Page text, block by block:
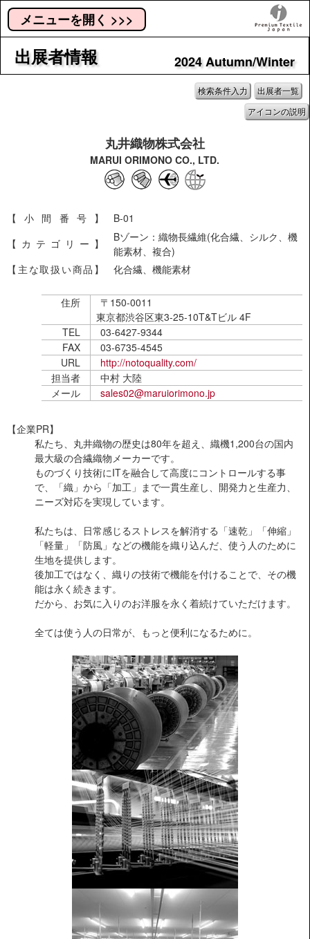
メニューを開く >>>
出展者情報 2024 Autumn/Winter
検索条件入力
出展者一覧
アイコンの説明
丸井織物株式会社
MARUI ORIMONO CO., LTD.
【小間番号】
B-01
【カテゴリー】
Bゾーン：織物長繊維(化合繊、シルク、機
能素材、複合)
【主な取扱い商品】
化合繊、機能素材
住所
〒150-0011
東京都渋谷区東3-25-10T&Tビル 4F
TEL
03-6427-9344
FAX
03-6735-4545
URL
http://notoquality.com/
担当者
中村 大陸
メール
sales02@maruiorimono.jp
【企業PR】
私たち、丸井織物の歴史は80年を超え、織機1,200台の国内
最大級の合繊織物メーカーです。
ものづくり技術にITを融合して高度にコントロールする事
で、「織」から「加工」まで一貫生産し、開発力と生産力、
ニーズ対応を実現しています。
私たちは、日常感じるストレスを解消する「速乾」「伸縮」
「軽量」「防風」などの機能を織り込んだ、使う人のために
生地を提供します。
後加工ではなく、織りの技術で機能を付けることで、その機
能は永く続きます。
だから、お気に入りのお洋服を永く着続けていただけます。
全ては使う人の日常が、もっと便利になるために。